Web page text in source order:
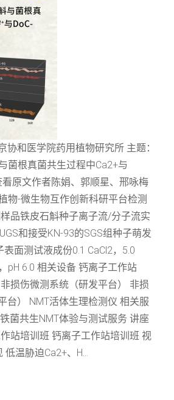
协和医学院药用植物研究所 主题：
菌根真菌共生过程中Ca2+与
看原文作者陈娟、郭顺星、邢咏梅
物-微生物互作创新科研平台检测
品铁皮石斛种子离子流/分子流实
和接受KN-93的SGS组种子萌发
面测试液成份0.1 CaCl2，5.0
pH 6.0 相关设备 钙离子工作站
损伤微测系统（研发平台） 非损
台） NMT活体生理检测仪 相关服
菌共生NMT体验与测试服务 讲座
站培训班 钙离子工作站培训班 视
温胁迫Ca2+、H...